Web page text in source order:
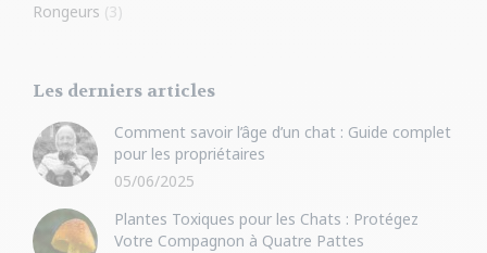
Rongeurs (3)
Les derniers articles
Comment savoir l’âge d’un chat : Guide complet
pour les propriétaires
05/06/2025
Plantes Toxiques pour les Chats : Protégez
Votre Compagnon à Quatre Pattes